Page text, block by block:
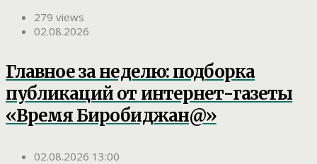
279 views
02.08.2026
Главное за неделю: подборка
публикаций от интернет-газеты
«Время Биробиджан@»
02.08.2026 13:00